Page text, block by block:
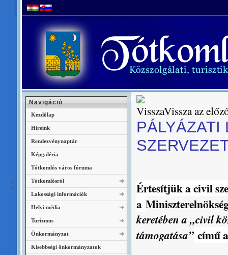
Vissza az
PÁLYÁZATI
Értesítjük a civil
a
keretében a „civil
támogatása” című
Navigáció
Kezdőlap
Híreink
Rendezvénynaptár
Képgaléria
Tótkomlós város fóruma
Tótkomlósról
Lakossági információk
Helyi média
Turizmus
Önkormányzat
Kisebbségi önkormányzatok